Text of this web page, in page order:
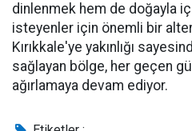
dinlenmek hem de doğayla
isteyenler için önemli bir
Kırıkkale'ye yakınlığı
sağlayan bölge, her geçen
ağırlamaya devam ediyor.